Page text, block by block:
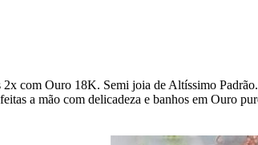
2x com Ouro 18K. Semi joia de Altíssimo Padrão.
a mão com delicadeza e banhos em Ouro